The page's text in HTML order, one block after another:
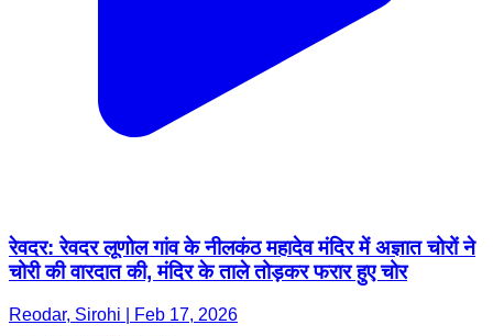
रेवदर: रेवदर लूणोल गांव के नीलकंठ महादेव मंदिर में अज्ञात चोरों ने
चोरी की वारदात की, मंदिर के ताले तोड़कर फरार हुए चोर
Reodar, Sirohi | Feb 17, 2026